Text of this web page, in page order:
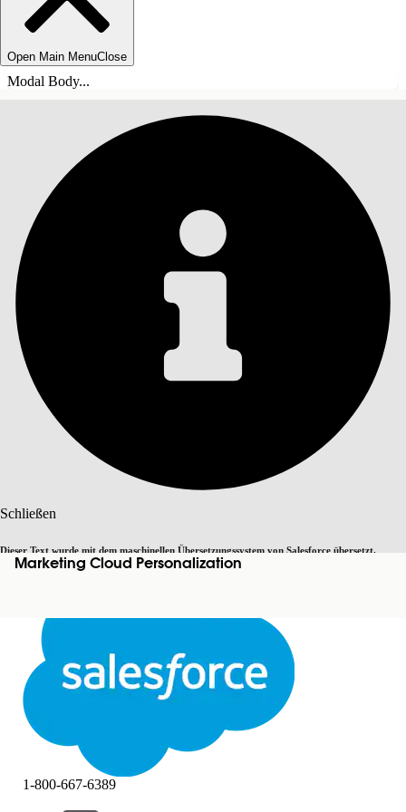
Open Main MenuClose
Modal Body...
Schließen
Dieser Text wurde mit dem maschinellen Übersetzungssystem von Salesforce übersetzt.
Weitere Details finden Siehier Zu Englisch wechseln
Schließen
Marketing Cloud Personalization
INHALT
1-800-667-6389